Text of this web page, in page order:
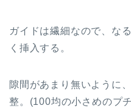
ガイドは繊細なので、な
く挿入する。
隙間があまり無いように
整。(100均の小さめのプ